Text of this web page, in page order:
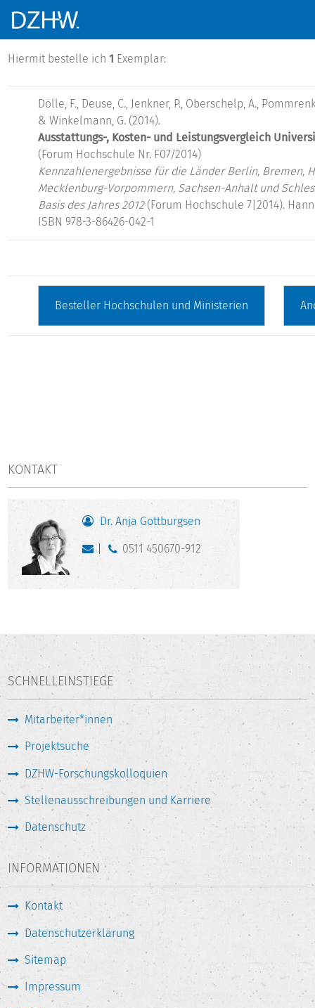
Hiermit bestelle ich1 Exemplar:
Dölle, F., Deuse, C., Jenkner, P., Oberschelp, A.,
& Winkelmann, G. (2014).
Ausstattungs-, Kosten- und Leistungsvergleich
(Forum Hochschule Nr. F07/2014)
Kennzahlenergebnisse für die Länder Berlin, Bremen,
Mecklenburg-Vorpommern, Sachsen-Anhalt und
Basis des Jahres 2012 (Forum Hochschule 7|2014).
ISBN 978-3-86426-042-1
KONTAKT
Dr. Anja Gottburgsen
0511 450670-912
SCHNELLEINSTIEGE
Mitarbeiter*innen
Projektsuche
DZHW-Forschungskolloquien
Stellenausschreibungen und Karriere
Datenschutz
INFORMATIONEN
Kontakt
Datenschutzerklärung
Sitemap
Impressum